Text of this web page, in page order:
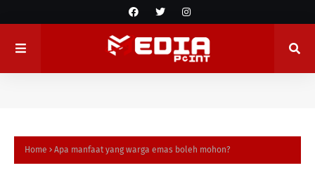
Home Apa manfaat yang warga emas boleh mohon?